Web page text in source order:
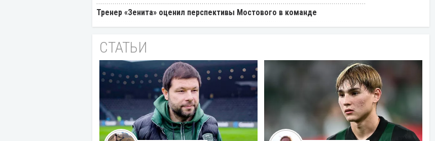
Тренер «Зенита» оценил перспективы Мостового в команде
СТАТЬИ